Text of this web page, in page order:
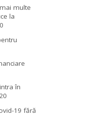
multe
la
în
19 fără